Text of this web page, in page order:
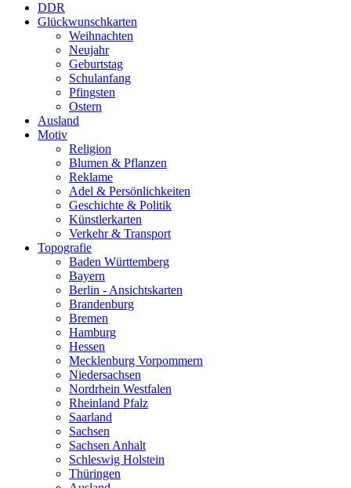
DDR
Glückwunschkarten
Weihnachten
Neujahr
Geburtstag
Schulanfang
Pfingsten
Ostern
Ausland
Motiv
Religion
Blumen & Pflanzen
Reklame
Adel & Persönlichkeiten
Geschichte & Politik
Künstlerkarten
Verkehr & Transport
Topografie
Baden Württemberg
Bayern
Berlin - Ansichtskarten
Brandenburg
Bremen
Hamburg
Hessen
Mecklenburg Vorpommern
Niedersachsen
Nordrhein Westfalen
Rheinland Pfalz
Saarland
Sachsen
Sachsen Anhalt
Schleswig Holstein
Thüringen